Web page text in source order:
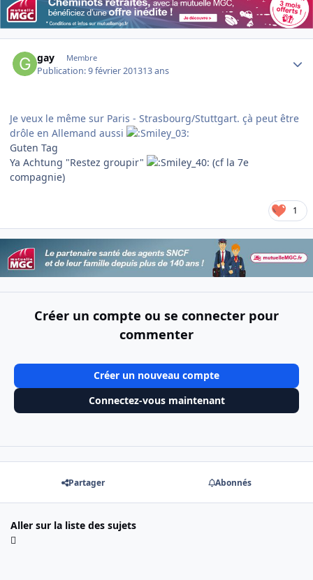
gay Membre
Publication:9 février 201313 ans
Je veux le même sur Paris - Strasbourg/Stuttgart. çà peut être
drôle en Allemand aussi
Guten Tag
Ya Achtung "Restez groupir"
(cf la 7e
compagnie)
1
Créer un compte ou se connecter pour
commenter
Créer un nouveau compte
Connectez-vous maintenant
Partager Abonnés
Aller sur la liste des sujets